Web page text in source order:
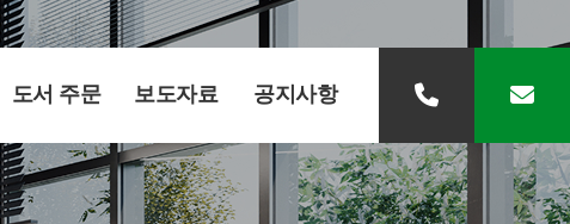
도서 주문 보도자료 공지사항